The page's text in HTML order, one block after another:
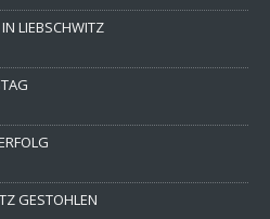
LIEBSCHWITZ
GESTOHLEN